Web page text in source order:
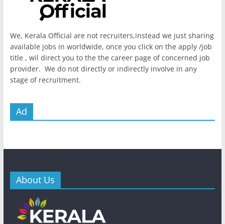
We, Kerala Official are not recruiters,instead we just sharing
available jobs in worldwide, once you click on the apply /job
title , wil direct you to the the career page of concerned job
provider. We do not directly or indirectly involve in any
stage of recruitment.
Ad
About Us